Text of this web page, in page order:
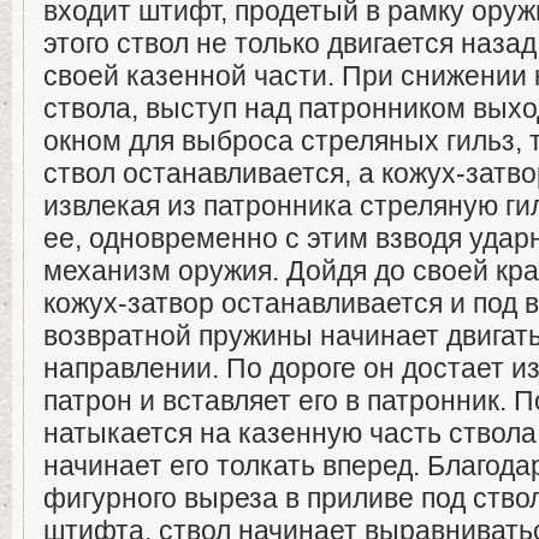
входит штифт, продетый в рамку
этого ствол не только двигается
своей казенной части. При снижении
ствола, выступ над патронником
окном для выброса стреляных гильз,
ствол останавливается, а кожух-
извлекая из патронника стреляную
ее, одновременно с этим взводя
механизм оружия. Дойдя до своей
кожух-затвор останавливается и под
возвратной пружины начинает
направлении. По дороге он достает
патрон и вставляет его в патронник.
натыкается на казенную часть
начинает его толкать вперед.
фигурного выреза в приливе под
штифта, ствол начинает